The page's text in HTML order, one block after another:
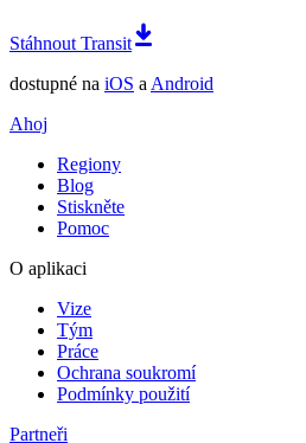
Stáhnout Transit
dostupné na iOS a Android
Ahoj
Regiony
Blog
Stiskněte
Pomoc
O aplikaci
Vize
Tým
Práce
Ochrana soukromí
Podmínky použití
Partneři